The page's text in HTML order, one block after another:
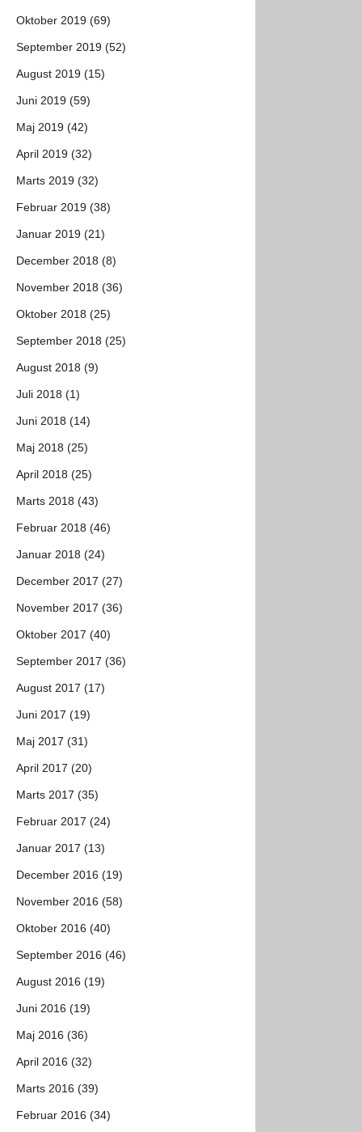
Oktober 2019 (69)
September 2019 (52)
August 2019 (15)
Juni 2019 (59)
Maj 2019 (42)
April 2019 (32)
Marts 2019 (32)
Februar 2019 (38)
Januar 2019 (21)
December 2018 (8)
November 2018 (36)
Oktober 2018 (25)
September 2018 (25)
August 2018 (9)
Juli 2018 (1)
Juni 2018 (14)
Maj 2018 (25)
April 2018 (25)
Marts 2018 (43)
Februar 2018 (46)
Januar 2018 (24)
December 2017 (27)
November 2017 (36)
Oktober 2017 (40)
September 2017 (36)
August 2017 (17)
Juni 2017 (19)
Maj 2017 (31)
April 2017 (20)
Marts 2017 (35)
Februar 2017 (24)
Januar 2017 (13)
December 2016 (19)
November 2016 (58)
Oktober 2016 (40)
September 2016 (46)
August 2016 (19)
Juni 2016 (19)
Maj 2016 (36)
April 2016 (32)
Marts 2016 (39)
Februar 2016 (34)